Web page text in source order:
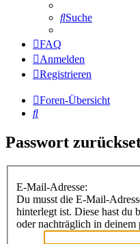
Suche
FAQ
Anmelden
Registrieren
Foren-Übersicht
Suche
Passwort
E-Mail-Adresse:
Du musst die E-Mail-
hinterlegt ist. Diese hast du
oder nachträglich in deinem